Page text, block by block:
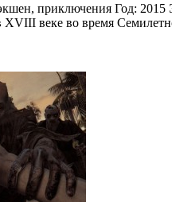
приключения Год: 2015
веке во время